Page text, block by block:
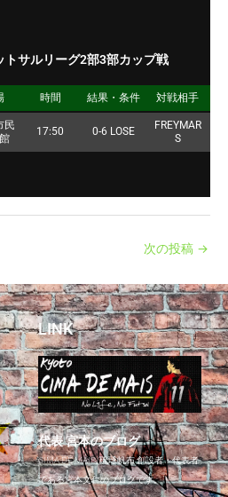
トサルリーグ2部3部カップ戦
時間 結果・条件 対戦相手
民
17:50 0-6 LOSE
FREYMAR
S
次の投稿 →
LINK
代表 宮本のブログ
CIMA DE MAIS/琉球帆布 創設者・代表者
である宮本文仁のブログです。